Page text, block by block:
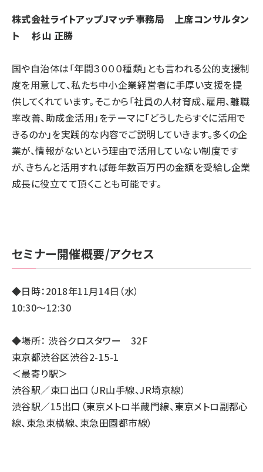
株式会社ライトアップＪマッチ事務局 上席コンサルタン
ト 杉山 正勝
国や自治体は「年間３０００種類」とも言われる公的支援制
度を用意して、私たち中小企業経営者に手厚い支援を提
供してくれています。そこから「社員の人材育成、雇用、離職
率改善、助成金活用」をテーマに「どうしたらすぐに活用で
きるのか」を実践的な内容でご説明していきます。多くの企
業が、情報がないという理由で活用していない制度です
が、きちんと活用すれば毎年数百万円の金額を受給し企業
成長に役立てて頂くことも可能です。
セミナー開催概要/アクセス
◆日時：2018年11月14日（水）
10:30～12:30
◆場所： 渋谷クロスタワー 32F
東京都渋谷区渋谷2-15-1
＜最寄り駅＞
渋谷駅／東口出口（JR山手線、JR埼京線）
渋谷駅／15出口（東京メトロ半蔵門線、東京メトロ副都心
線、東急東横線、東急田園都市線）